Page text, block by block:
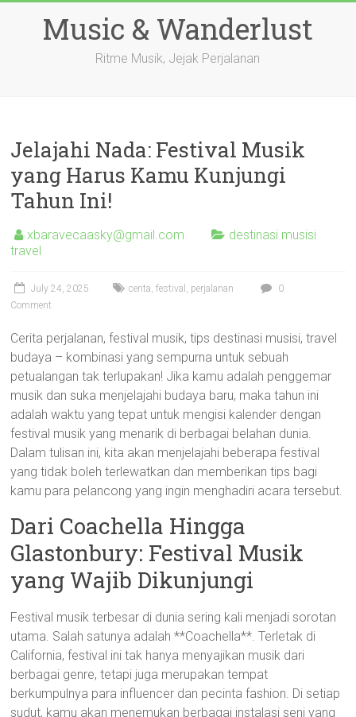
Music & Wanderlust
Ritme Musik, Jejak Perjalanan
Jelajahi Nada: Festival Musik
yang Harus Kamu Kunjungi
Tahun Ini!
xbaravecaasky@gmail.com
destinasi musisi
travel
July 24, 2025 cerita,festival , perjalanan
0
Comment
Cerita perjalanan, festival musik, tips destinasi musisi, travel
budaya – kombinasi yang sempurna untuk sebuah
petualangan tak terlupakan! Jika kamu adalah penggemar
musik dan suka menjelajahi budaya baru, maka tahun ini
adalah waktu yang tepat untuk mengisi kalender dengan
festival musik yang menarik di berbagai belahan dunia.
Dalam tulisan ini, kita akan menjelajahi beberapa festival
yang tidak boleh terlewatkan dan memberikan tips bagi
kamu para pelancong yang ingin menghadiri acara tersebut.
Dari Coachella Hingga
Glastonbury: Festival Musik
yang Wajib Dikunjungi
Festival musik terbesar di dunia sering kali menjadi sorotan
utama. Salah satunya adalah **Coachella**. Terletak di
California, festival ini tak hanya menyajikan musik dari
berbagai genre, tetapi juga merupakan tempat
berkumpulnya para influencer dan pecinta fashion. Di setiap
sudut, kamu akan menemukan berbagai instalasi seni yang